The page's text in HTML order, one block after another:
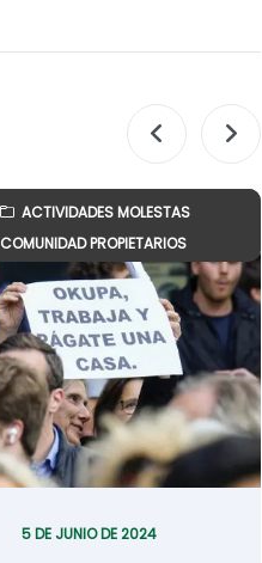
ACTIVIDADES MOLESTAS
COMUNIDAD PROPIETARIOS
5 DE JUNIO DE 2024